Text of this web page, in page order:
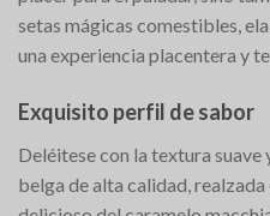
setas mágicas comestibles,
una experiencia placentera y
Exquisito perfil de sabor
Deléitese con la textura
belga de alta calidad,